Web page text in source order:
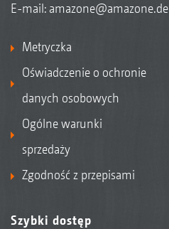
E-mail: amazone@amazone.de
Metryczka
Oświadczenie o ochronie
danych osobowych
Ogólne warunki
sprzedaży
Zgodność z przepisami
Szybki dostęp